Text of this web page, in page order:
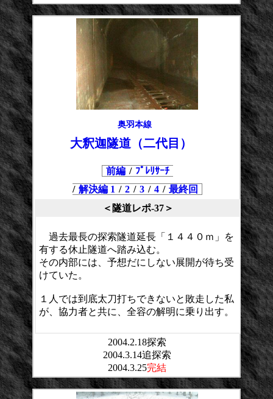
奥羽本線
大釈迦隧道（二代目）
前編 / ﾌﾟﾚﾘｻｰﾁ
/ 解決編 1 / 2 / 3 / 4 / 最終回
＜隧道レポ-37＞
過去最長の探索隧道延長「１４４０ｍ」を
有する休止隧道へ踏み込む。
その内部には、予想だにしない展開が待ち受
けていた。
１人では到底太刀打ちできないと敗走した私
が、協力者と共に、全容の解明に乗り出す。
2004.2.18探索
2004.3.14追探索
2004.3.25完結